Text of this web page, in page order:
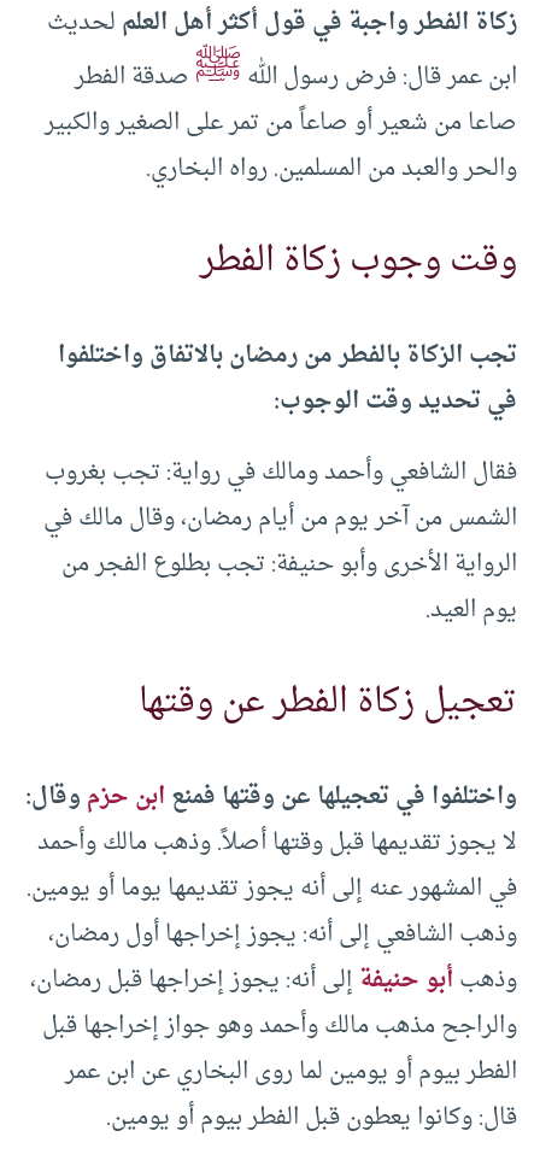
زكاة الفطر واجبة في قول أكثر أهل العلملحديث
ابن عمر قال: فرض رسول اللهﷺ صدقة الفطر
صاعا من شعير أو صاعاً من تمر على الصغير والكبير
والحر والعبد من المسلمين. رواه البخاري.
وقت وجوب زكاة الفطر
تجب الزكاة بالفطر من رمضان بالاتفاق واختلفوا
في تحديد وقت الوجوب:
فقال الشافعي وأحمد ومالك في رواية: تجب بغروب
الشمس من آخر يوم من أيام رمضان، وقال مالك في
الرواية الأخرى وأبو حنيفة: تجب بطلوع الفجر من
يوم العيد.
تعجيل زكاة الفطر عن وقتها
واختلفوا في تعجيلها عن وقتها فمنعابن حزموقال:
لا يجوز تقديمها قبل وقتها أصلاً. وذهب مالك وأحمد
في المشهور عنه إلى أنه يجوز تقديمها يوما أو يومين.
وذهب الشافعي إلى أنه: يجوز إخراجها أول رمضان،
وذهبأبو حنيفةإلى أنه: يجوز إخراجها قبل رمضان،
والراجح مذهب مالك وأحمد وهو جواز إخراجها قبل
الفطر بيوم أو يومين لما روى البخاري عن ابن عمر
قال: وكانوا يعطون قبل الفطر بيوم أو يومين.